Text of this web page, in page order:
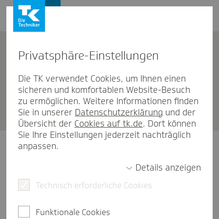
Mitglied­schafts­an­trag Auszu­bil­
den­de/r
TK-Mitglied werden
Schön, dass Sie sich für die TK entschieden haben.
bitten wir Sie, den folgenden Antrag auszufüllen.
Bitte beachten Sie: Trotz des
von 2 vollen Kalendermonaten eingehalten werden.
Privat­sphäre-Einstel­lungen
Die TK verwendet Cookies, um Ihnen einen
sicheren und komfortablen Website-Besuch
zu ermöglichen. Weitere Informationen finden
Sie in unserer Datenschutzerklärung und der
Übersicht der Cookies auf tk.de. Dort können
Sie Ihre Einstellungen jederzeit nachträglich
anpassen.
Details anzeigen
Technisch erforderliche Cookies
Funktionale Cookies